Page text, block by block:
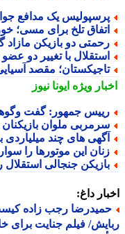
یک مدافع
تلخ برای مسی؛
دو بازیکن مازاد گل
با تغییر دو عضو
مقصد آسیایی
ویژهایونا نیوز
جمهور: گفت وگوها
ملوان بازیکنان را
های چند میلیاردی
این موتورها را سوار
جنجالی استقلال
داغ:
رجب زاده
فیلم جنایت برای